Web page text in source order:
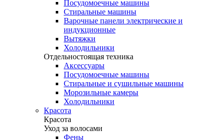
Посудомоечные машины
Стиральные машины
Варочные панели электрические и
индукционные
Вытяжки
Холодильники
Отдельностоящая техника
Аксессуары
Посудомоечные машины
Стиральные и сушильные машины
Морозильные камеры
Холодильники
Красота
Красота
Уход за волосами
Фены